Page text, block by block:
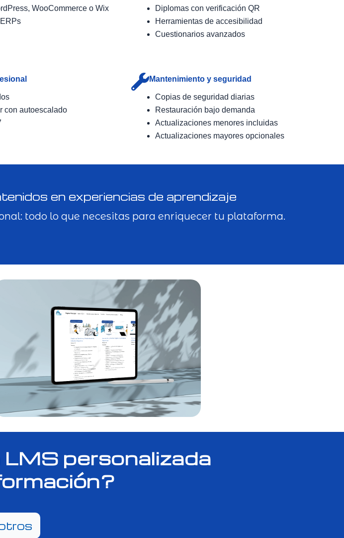
WooCommerce o Wix
Diplomas con verificación QR
Herramientas de accesibilidad
Cuestionarios avanzados
con autoescalado
Mantenimiento y seguridad
Copias de seguridad diarias
Restauración bajo demanda
Actualizaciones menores incluidas
Actualizaciones mayores opcionales
en experiencias de aprendizaje
todo lo que necesitas para enriquecer tu plataforma.
personalizada